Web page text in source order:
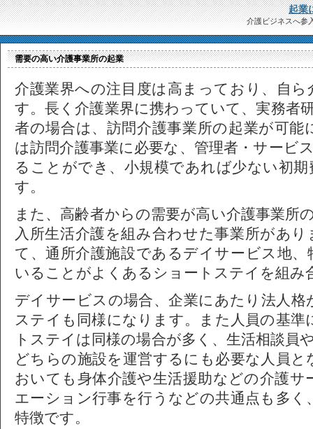
起業
介護ビジネスへ参
需要の高い介護事業所の起業
介護業界への注目度は高まっており、自
す。長く介護業界に携わっていて、実務者
者の場合は、訪問介護事業所の起業が可
は訪問介護事業に必要な、管理者・サービ
ることができ、小規模であれば少ない初
す。
また、高齢者からの需要が高い介護事業所
入所生活介護を組み合わせた事業所があ
て、通所介護施設であるデイサービス地
いることがよくあるショートステイを組み
デイサービスの場合、企業にあたり法人
ステイも同様になります。また人員の基
トステイは同様の場合が多く、生活相談員
どちらの施設を運営するにも必要な人員
おいても身体介護や生活援助などの介護
エーション行事を行うなどの共通点も多
特徴です。